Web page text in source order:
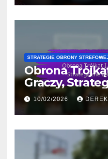
STRATEGIE OBRONY
Obrona
Graczy,
Wykonanie
10/02/2026